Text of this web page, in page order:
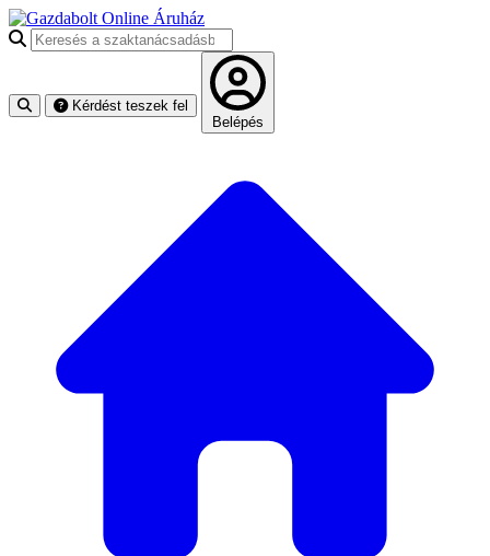
Keresés a szaktanácsadásban
Kérdést teszek fel
Belépés